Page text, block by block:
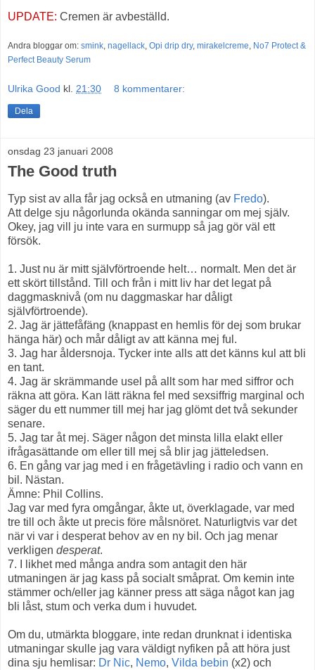
UPDATE: Cremen är avbeställd.
Andra bloggar om: smink, nagellack, Opi drip dry, mirakelcreme, No7 Protect &
Perfect Beauty Serum
Ulrika Good kl. 21:30 8 kommentarer:
Dela
onsdag 23 januari 2008
The Good truth
Typ sist av alla får jag också en utmaning (av Fredo).
Att delge sju någorlunda okända sanningar om mej själv.
Okey, jag vill ju inte vara en surmupp så jag gör väl ett
försök.
1. Just nu är mitt självförtroende helt… normalt. Men det är
ett skört tillstånd. Till och från i mitt liv har det legat på
daggmasknivå (om nu daggmaskar har dåligt
självförtroende).
2. Jag är jättefåfäng (knappast en hemlis för dej som brukar
hänga här) och mår dåligt av att känna mej ful.
3. Jag har åldersnoja. Tycker inte alls att det känns kul att bli
en tant.
4. Jag är skrämmande usel på allt som har med siffror och
räkna att göra. Kan lätt räkna fel med sexsiffrig marginal och
säger du ett nummer till mej har jag glömt det två sekunder
senare.
5. Jag tar åt mej. Säger någon det minsta lilla elakt eller
ifrågasättande om eller till mej så blir jag jätteledsen.
6. En gång var jag med i en frågetävling i radio och vann en
bil. Nästan.
Ämne: Phil Collins.
Jag var med fyra omgångar, åkte ut, överklagade, var med
tre till och åkte ut precis före målsnöret. Naturligtvis var det
när vi var i desperat behov av en ny bil. Och jag menar
verkligen desperat.
7. I likhet med många andra som antagit den här
utmaningen är jag kass på socialt småprat. Om kemin inte
stämmer och/eller jag känner press att säga något kan jag
bli låst, stum och verka dum i huvudet.
Om du, utmärkta bloggare, inte redan drunknat i identiska
utmaningar skulle jag vara väldigt nyfiken på att höra just
dina sju hemlisar: Dr Nic, Nemo, Vilda bebin (x2) och